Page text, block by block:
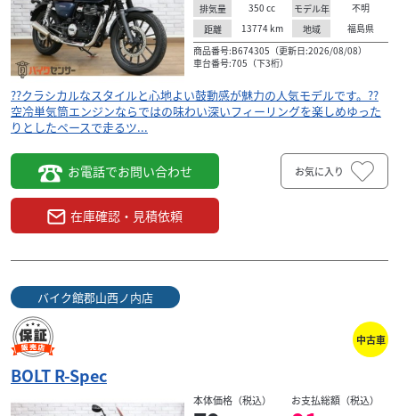
排気量 350 cc モデル年
不明
距離
13774 km 地域
福島県
商品番号:B674305（更新日:2026/08/08）
車台番号:705（下3桁）
??クラシカルなスタイルと心地よい鼓動感が魅力の人気モデルです。??
空冷単気筒エンジンならではの味わい深いフィーリングを楽しめゆった
りとしたペースで走るツ...
お電話でお問い合わせ
在庫確認・見積依頼
お気に入り
バイク館郡山西ノ内店
中古車
BOLT R-Spec
本体価格（税込） お支払総額（税込）